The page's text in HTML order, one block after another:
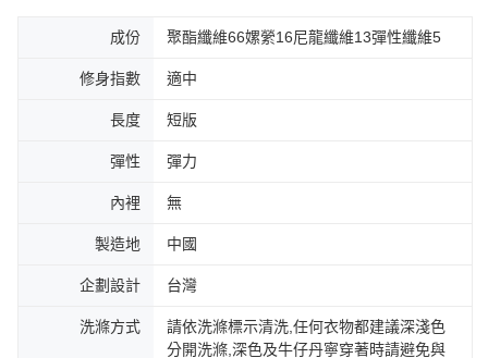
成份 聚酯纖維66嫘縈16尼龍纖維13彈性纖維5
修身指數 適中
長度 短版
彈性 彈力
內裡 無
製造地 中國
企劃設計 台灣
洗滌方式
請依洗滌標示清洗,任何衣物都建議深淺色
分開洗滌,深色及牛仔丹寧穿著時請避免與